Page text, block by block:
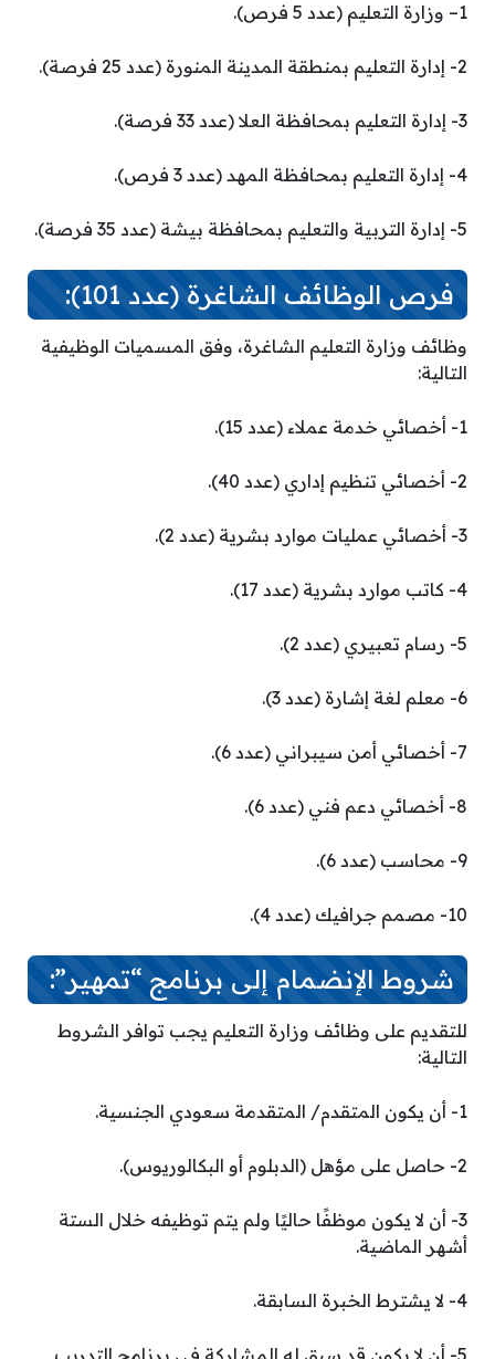
1– وزارة التعليم (عدد 5 فرص).
2- إدارة التعليم بمنطقة المدينة المنورة (عدد 25 فرصة).
3- إدارة التعليم بمحافظة العلا (عدد 33 فرصة).
4- إدارة التعليم بمحافظة المهد (عدد 3 فرص).
5- إدارة التربية والتعليم بمحافظة بيشة (عدد 35 فرصة).
فرص الوظائف الشاغرة (عدد 101):
وظائف وزارة التعليم الشاغرة، وفق المسميات الوظيفية
التالية:
1- أخصائي خدمة عملاء (عدد 15).
2- أخصائي تنظيم إداري (عدد 40).
3- أخصائي عمليات موارد بشرية (عدد 2).
4- كاتب موارد بشرية (عدد 17).
5- رسام تعبيري (عدد 2).
6- معلم لغة إشارة (عدد 3).
7- أخصائي أمن سيبراني (عدد 6).
8- أخصائي دعم فني (عدد 6).
9- محاسب (عدد 6).
10- مصمم جرافيك (عدد 4).
شروط الإنضمام إلى برنامج “تمهير”:
للتقديم على وظائف وزارة التعليم يجب توافر الشروط
التالية:
1- أن يكون المتقدم/ المتقدمة سعودي الجنسية.
2- حاصل على مؤهل (الدبلوم أو البكالوريوس).
3- أن لا يكون موظفًا حاليًا ولم يتم توظيفه خلال الستة
أشهر الماضية.
4- لا يشترط الخبرة السابقة.
5- أن لا يكون قد سبق له المشاركة في برنامج التدريب